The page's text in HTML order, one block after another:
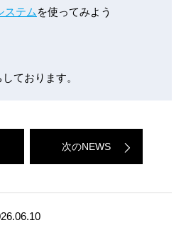
ステム を使ってみよう
ております。
次のNEWS